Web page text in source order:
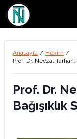
Anasayfa / Hekim /
Prof. Dr. Nevzat
Prof. Dr.